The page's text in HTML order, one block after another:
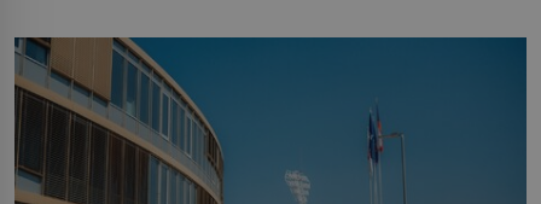
koloběžce a den zakončit poznáváním památek ve Velkých
Losinách nebo v termálním